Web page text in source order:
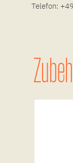
Telefon: